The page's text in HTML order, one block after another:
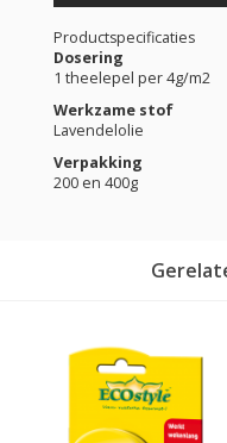
Productspecificaties
Dosering
1 theelepel per 4g/m2
Werkzame stof
Lavendelolie
Verpakking
200 en 400g